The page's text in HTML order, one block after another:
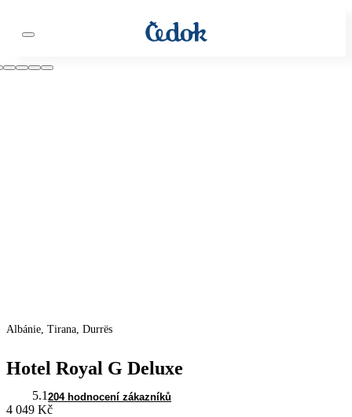
Albánie, Tirana, Durrës
Hotel Royal G Deluxe
5.1 204 hodnocení zákazníků
4 049 Kč